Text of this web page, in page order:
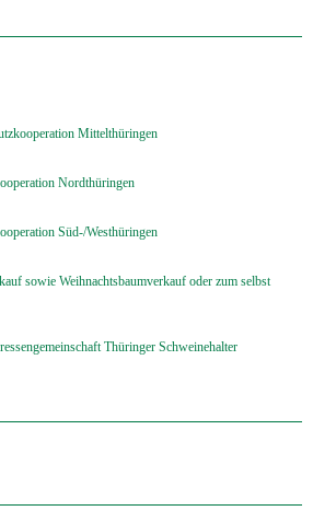
Mittelthüringen
Nordthüringen
Süd-/Westhüringen
sowie Weihnachtsbaumverkauf oder zum selbst
Thüringer Schweinehalter